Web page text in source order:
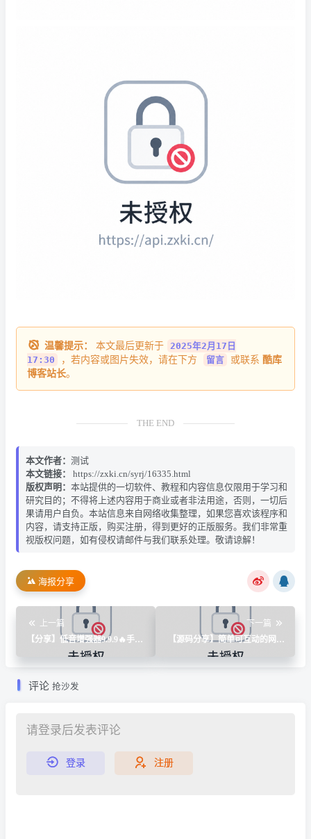
温馨提示： 本文最后更新于
2025年2月17日
17:30
，若内容或图片失效，请在下方 留言 或联系 酷库
博客站长。
THE END
本文作者： 测试
本文链接：
https://zxki.cn/syrj/16335.html
版权声明： 本站提供的一切软件、教程和内容信息仅限用于学习和
研究目的；不得将上述内容用于商业或者非法用途，否则，一切后
果请用户自负。本站信息来自网络收集整理，如果您喜欢该程序和
内容，请支持正版，购买注册，得到更好的正版服务。我们非常重
视版权问题，如有侵权请邮件与我们联系处理。敬请谅解！
海报分享
上一篇
【分享】低音增强器9.9.9🔥手机
车机pad低音增强安卓版
下一篇
【源码分享】简单可互动的网站
评论 抢沙发
请登录后发表评论
登录 注册